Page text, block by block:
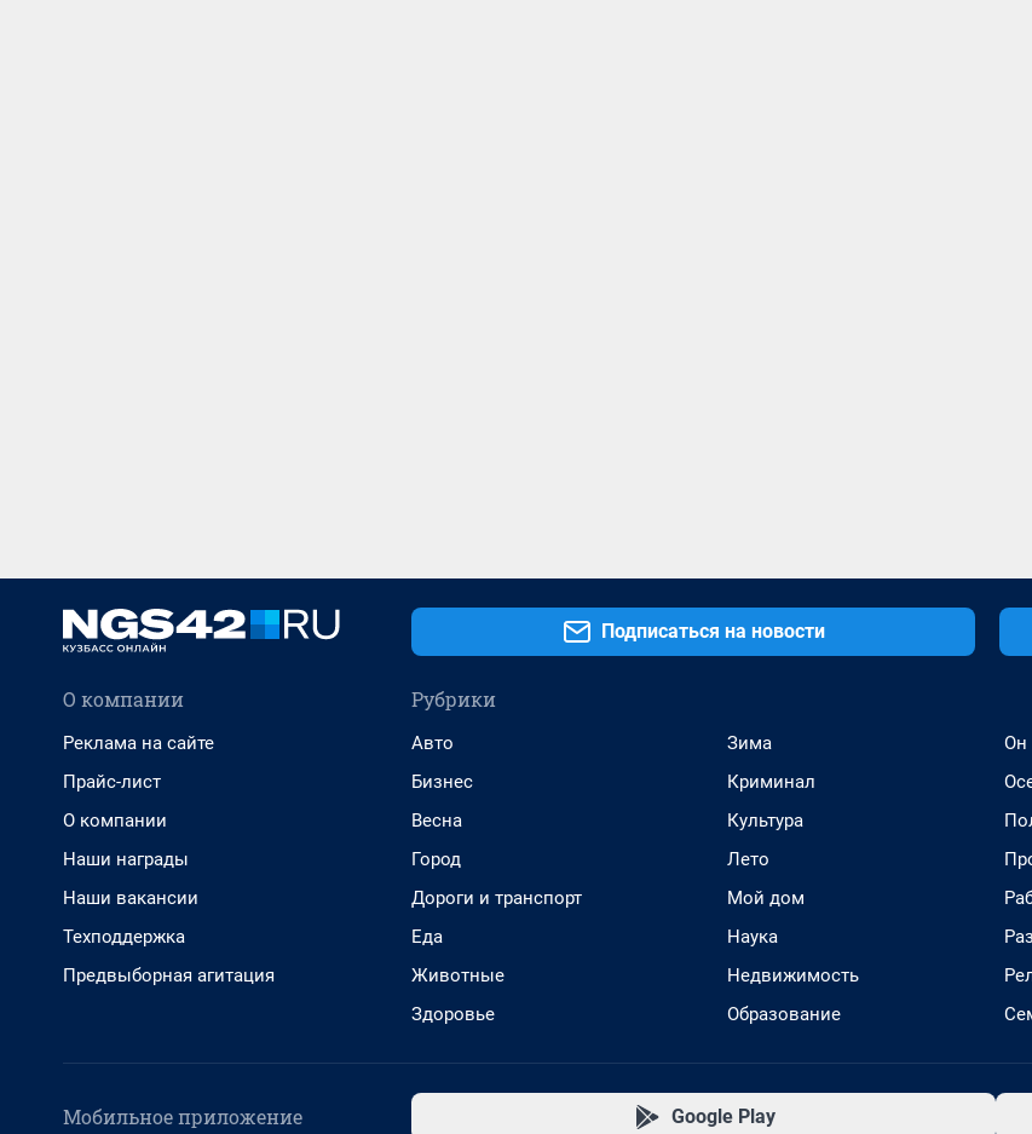
Подписаться на новости
О компании
Реклама на сайте
Прайс-лист
О компании
Наши награды
Наши вакансии
Техподдержка
Предвыборная агитация
Рубрики
Авто
Бизнес
Весна
Город
Дороги и транспорт
Еда
Животные
Здоровье
Зима
Криминал
Культура
Лето
Мой дом
Наука
Недвижимость
Образование
Он
Мобильное приложение Google Play